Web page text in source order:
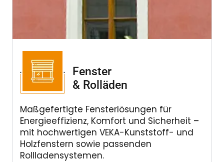
Fenster
& Rolläden
Maßgefertigte Fensterlösungen für
Energieeffizienz, Komfort und Sicherheit –
mit hochwertigen VEKA-Kunststoff- und
Holzfenstern sowie passenden
Rollladensystemen.